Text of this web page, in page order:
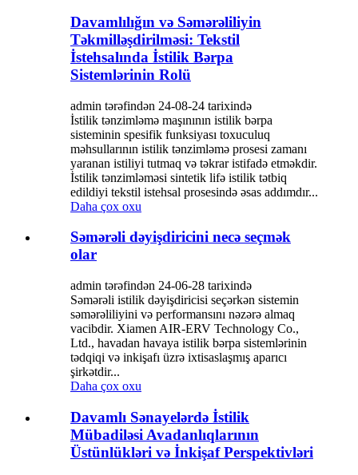
Davamlılığın və Səmərəliliyin
Təkmilləşdirilməsi: Tekstil
İstehsalında İstilik Bərpa
Sistemlərinin Rolü
admin tərəfindən 24-08-24 tarixində
İstilik tənzimləmə maşınının istilik bərpa
sisteminin spesifik funksiyası toxuculuq
məhsullarının istilik tənzimləmə prosesi zamanı
yaranan istiliyi tutmaq və təkrar istifadə etməkdir.
İstilik tənzimləməsi sintetik lifə istilik tətbiq
edildiyi tekstil istehsal prosesində əsas addımdır...
Daha çox oxu
Səmərəli dəyişdiricini necə seçmək
olar
admin tərəfindən 24-06-28 tarixində
Səmərəli istilik dəyişdiricisi seçərkən sistemin
səmərəliliyini və performansını nəzərə almaq
vacibdir. Xiamen AIR-ERV Technology Co.,
Ltd., havadan havaya istilik bərpa sistemlərinin
tədqiqi və inkişafı üzrə ixtisaslaşmış aparıcı
şirkətdir...
Daha çox oxu
Davamlı Sənayelərdə İstilik
Mübadiləsi Avadanlıqlarının
Üstünlükləri və İnkişaf Perspektivləri